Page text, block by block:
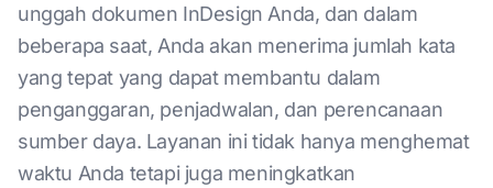
unggah dokumen InDesign Anda, dan dalam
beberapa saat, Anda akan menerima jumlah kata
yang tepat yang dapat membantu dalam
penganggaran, penjadwalan, dan perencanaan
sumber daya. Layanan ini tidak hanya menghemat
waktu Anda tetapi juga meningkatkan